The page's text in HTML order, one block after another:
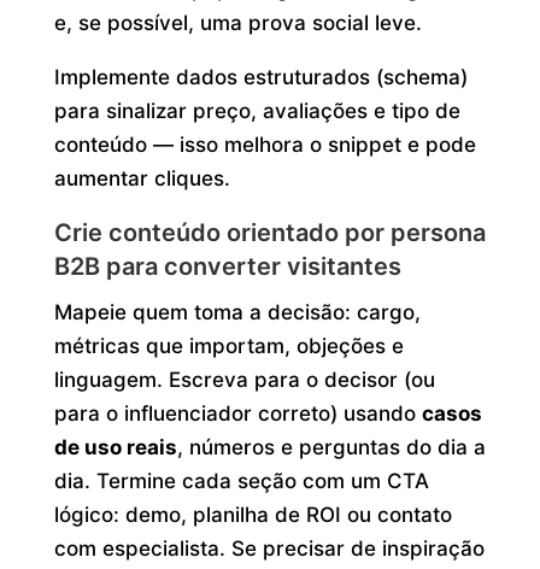
e, se possível, uma prova social leve.
Implemente dados estruturados (schema)
para sinalizar preço, avaliações e tipo de
conteúdo — isso melhora o snippet e pode
aumentar cliques.
Crie conteúdo orientado por persona
B2B para converter visitantes
Mapeie quem toma a decisão: cargo,
métricas que importam, objeções e
linguagem. Escreva para o decisor (ou
para o influenciador correto) usando casos
de uso reais, números e perguntas do dia a
dia. Termine cada seção com um CTA
lógico: demo, planilha de ROI ou contato
com especialista. Se precisar de inspiração